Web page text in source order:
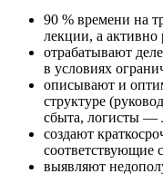
90 % времени на
лекции, а активно
отрабатывают
в условиях
описывают и
структуре
сбыта, логисты —
создают
соответствующие
выявляют